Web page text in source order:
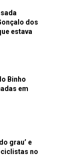
dos
estava
Binho
em
grau’ e
no